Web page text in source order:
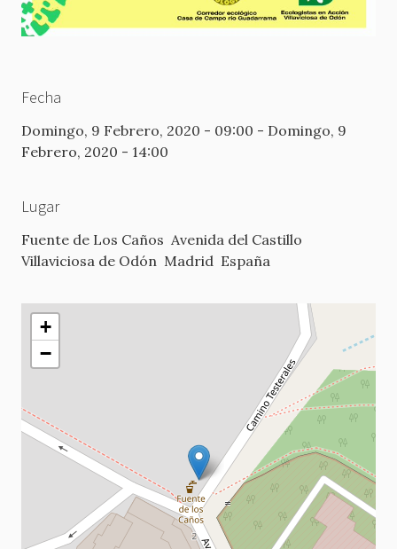
Fecha
Domingo, 9 Febrero, 2020 - 09:00 - Domingo, 9
Febrero, 2020 - 14:00
Lugar
Fuente de Los Caños Avenida del Castillo
Villaviciosa de Odón Madrid España
+
−